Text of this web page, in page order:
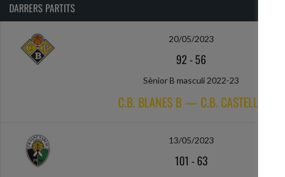
DARRERS PARTITS
20/05/2023
92-56
Sènior B masculí 2022-23
C.B. BLANES B — C.B. CASTELLÓ
13/05/2023
101 -63